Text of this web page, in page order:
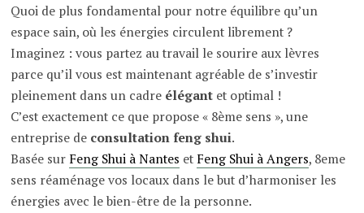
Quoi de plus fondamental pour notre équilibre qu’un
espace sain, où les énergies circulent librement ?
Imaginez : vous partez au travail le sourire aux lèvres
parce qu’il vous est maintenant agréable de s’investir
pleinement dans un cadre élégant et optimal !
C’est exactement ce que propose « 8ème sens », une
entreprise de consultation feng shui.
Basée sur Feng Shui à Nantes et Feng Shui à Angers, 8eme
sens réaménage vos locaux dans le but d’harmoniser les
énergies avec le bien-être de la personne.